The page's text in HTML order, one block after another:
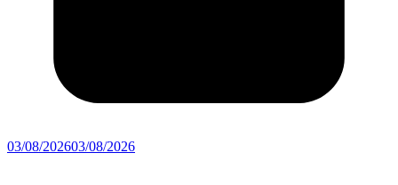
03/08/202603/08/2026